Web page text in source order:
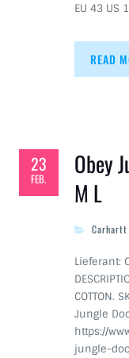
EU 43 US
READ
23
FEB.
Obey
M L
Carhartt
Lieferant:
COTTON.
Jungle
https://
jungle-